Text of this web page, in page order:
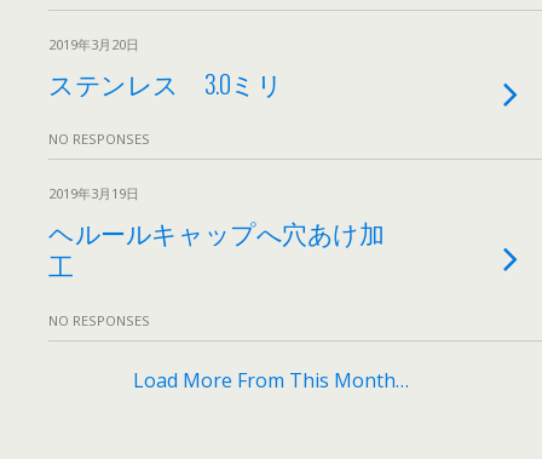
2019年3月20日
ステンレス 3.0ミリ
NO RESPONSES
2019年3月19日
ヘルールキャップへ穴あけ加
工
NO RESPONSES
Load More From This Month…